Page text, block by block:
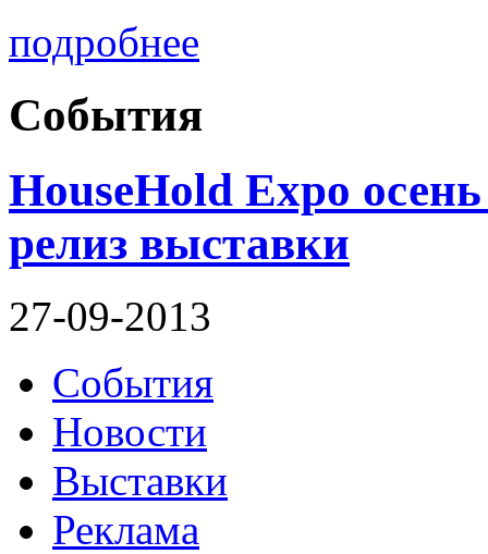
подробнее
События
HouseHold Expo
релиз выставки
27-09-2013
События
Новости
Выставки
Реклама